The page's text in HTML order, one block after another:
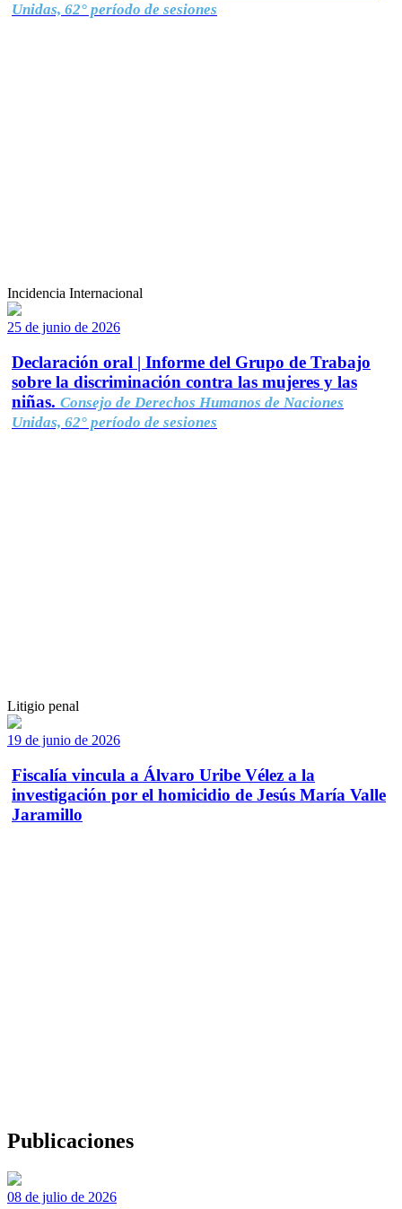
Unidas, 62° período de sesiones
Incidencia Internacional
25 de junio de 2026
Declaración oral | Informe del Grupo de Trabajo
sobre la discriminación contra las mujeres y las
niñas. Consejo de Derechos Humanos de Naciones
Unidas, 62° período de sesiones
Litigio penal
19 de junio de 2026
Fiscalía vincula a Álvaro Uribe Vélez a la
investigación por el homicidio de Jesús María Valle
Jaramillo
Publicaciones
08 de julio de 2026